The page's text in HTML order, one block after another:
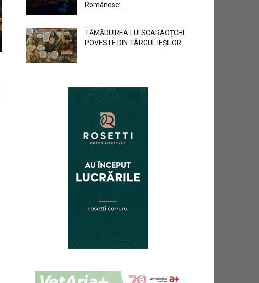
Românesc:...
TĂMĂDUIREA LUI SCARAOȚCHI:
POVESTE DIN TÂRGUL IEȘILOR